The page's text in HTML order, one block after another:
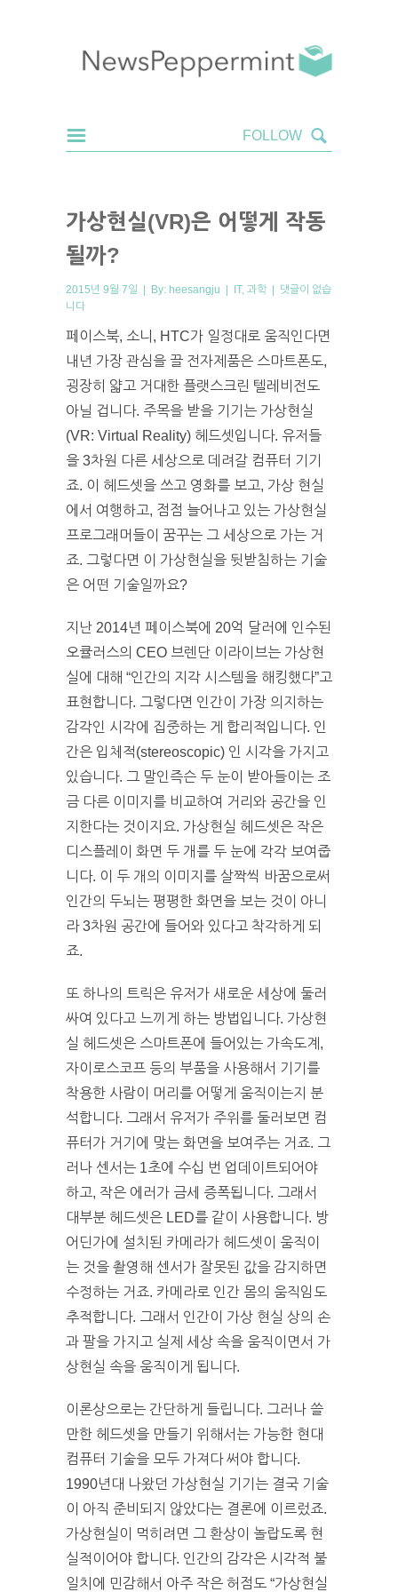
가상현실(VR)은 어떻게 작동
될까?
2015년 9월 7일 | By: heesangju | IT, 과학 | 댓글이 없습
니다
페이스북, 소니, HTC가 일정대로 움직인다면
내년 가장 관심을 끌 전자제품은 스마트폰도,
굉장히 얇고 거대한 플랫스크린 텔레비전도
아닐 겁니다. 주목을 받을 기기는 가상현실
(VR: Virtual Reality) 헤드셋입니다. 유저들
을 3차원 다른 세상으로 데려갈 컴퓨터 기기
죠. 이 헤드셋을 쓰고 영화를 보고, 가상 현실
에서 여행하고, 점점 늘어나고 있는 가상현실
프로그래머들이 꿈꾸는 그 세상으로 가는 거
죠. 그렇다면 이 가상현실을 뒷받침하는 기술
은 어떤 기술일까요?
지난 2014년 페이스북에 20억 달러에 인수된
오큘러스의 CEO 브렌단 이라이브는 가상현
실에 대해 “인간의 지각 시스템을 해킹했다”고
표현합니다. 그렇다면 인간이 가장 의지하는
감각인 시각에 집중하는 게 합리적입니다. 인
간은 입체적(stereoscopic) 인 시각을 가지고
있습니다. 그 말인즉슨 두 눈이 받아들이는 조
금 다른 이미지를 비교하여 거리와 공간을 인
지한다는 것이지요. 가상현실 헤드셋은 작은
디스플레이 화면 두 개를 두 눈에 각각 보여줍
니다. 이 두 개의 이미지를 살짝씩 바꿈으로써
인간의 두뇌는 평평한 화면을 보는 것이 아니
라 3차원 공간에 들어와 있다고 착각하게 되
죠.
또 하나의 트릭은 유저가 새로운 세상에 둘러
싸여 있다고 느끼게 하는 방법입니다. 가상현
실 헤드셋은 스마트폰에 들어있는 가속도계,
자이로스코프 등의 부품을 사용해서 기기를
착용한 사람이 머리를 어떻게 움직이는지 분
석합니다. 그래서 유저가 주위를 둘러보면 컴
퓨터가 거기에 맞는 화면을 보여주는 거죠. 그
러나 센서는 1초에 수십 번 업데이트되어야
하고, 작은 에러가 금세 증폭됩니다. 그래서
대부분 헤드셋은 LED를 같이 사용합니다. 방
어딘가에 설치된 카메라가 헤드셋이 움직이
는 것을 촬영해 센서가 잘못된 값을 감지하면
수정하는 거죠. 카메라로 인간 몸의 움직임도
추적합니다. 그래서 인간이 가상 현실 상의 손
과 팔을 가지고 실제 세상 속을 움직이면서 가
상현실 속을 움직이게 됩니다.
이론상으로는 간단하게 들립니다. 그러나 쓸
만한 헤드셋을 만들기 위해서는 가능한 현대
컴퓨터 기술을 모두 가져다 써야 합니다.
1990년대 나왔던 가상현실 기기는 결국 기술
이 아직 준비되지 않았다는 결론에 이르렀죠.
가상현실이 먹히려면 그 환상이 놀랍도록 현
실적이어야 합니다. 인간의 감각은 시각적 불
일치에 민감해서 아주 작은 허점도 “가상현실